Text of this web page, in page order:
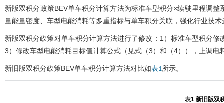
新版双积分政策BEV单车积分计算方法为标准车型积分×续驶里程调
量能量密度、车型电能消耗等多重指标与单车积分关联，强化行业技
新版双积分政策对单车积分计算方法进行了修改：1）标准车型积分修
3）修改车型电能消耗目标值计算公式（见式（3） 和（4）），上调电
新旧版双积分政策BEV单车积分计算方法对比如表1所示。
表1 新旧版双